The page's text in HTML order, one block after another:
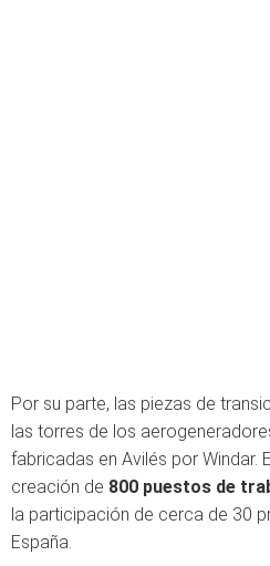
Por su parte, las piezas de
las torres de los
fabricadas en Avilés por Windar.
creación de 800 puestos de
la participación de cerca de 30
España.